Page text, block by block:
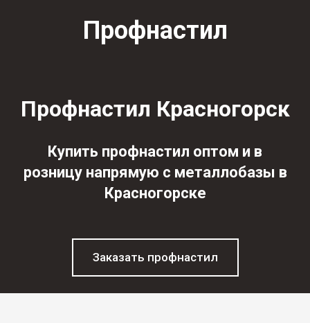
Профнастил
Профнастил Красногорск
Купить профнастил оптом и в
розницу напрямую с металлобазы в
Красногорске
Заказать профнастил